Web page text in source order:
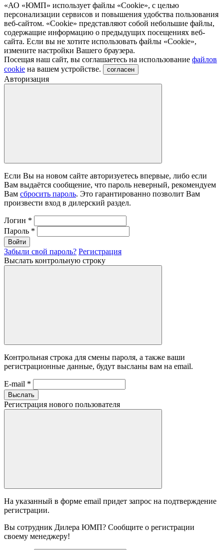
«АО «ЮМП» использует файлы «Сookie», с целью
персонализации сервисов и повышения удобства пользования
веб-сайтом. «Cookie» представляют собой небольшие файлы,
содержащие информацию о предыдущих посещениях веб-
сайта. Если вы не хотите использовать файлы «Сookie»,
измените настройки Вашего браузера.
Посещая наш сайт, вы соглашаетесь на использование файлов
cookie на вашем устройстве. согласен
Авторизация
Если Вы на новом сайте авторизуетесь впервые, либо если
Вам выдаётся сообщение, что пароль неверный, рекомендуем
Вам сбросить пароль. Это гарантированно позволит Вам
произвести вход в дилерский раздел.
Логин *
Пароль *
Войти
Забыли свой пароль? Регистрация
Выслать контрольную строку
Контрольная строка для смены пароля, а также ваши
регистрационные данные, будут высланы вам на email.
E-mail *
Выслать
Регистрация нового пользователя
На указанный в форме email придет запрос на подтверждение
регистрации.
Вы сотрудник Дилера ЮМП? Сообщите о регистрации
своему менеджеру!